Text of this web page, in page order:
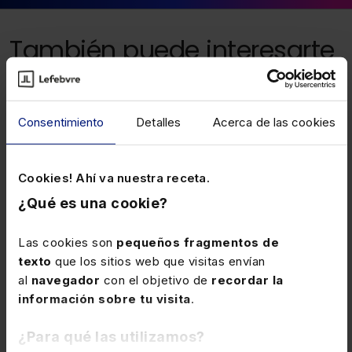
Consentimiento Detalles Acerca de las cookies
Cookies! Ahí va nuestra receta.
¿Qué es una cookie?
Las cookies son pequeños fragmentos de
texto que los sitios web que visitas envían
al navegador con el objetivo de recordar la
información sobre tu visita.
¿Para qué las utilizamos?
También puede interesarte
17 MARZO 2026
Tablas salariales en 2026 para los
productores de obras audiovisuales y
Con efectos desde el 1-1-2026 se incrementan un
salariales, pero no las dietas y suplidos por
17 FEBRERO 2026
Especialidades aplicables a los ERTE
llevados a cabo por las inundaciones